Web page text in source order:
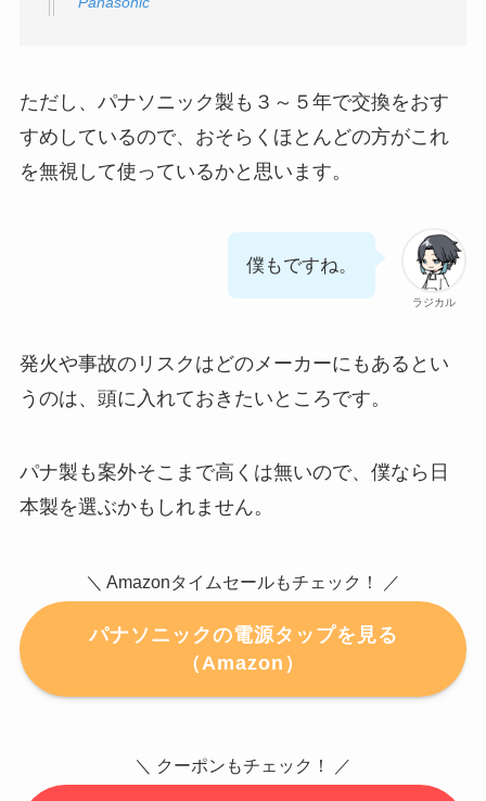
ただし、パナソニック製も３～５年で交換をおす
すめしているので、おそらくほとんどの方がこれ
を無視して使っているかと思います。
ラジカル
僕もですね。
発火や事故のリスクはどのメーカーにもあるとい
うのは、頭に入れておきたいところです。
パナ製も案外そこまで高くは無いので、僕なら日
本製を選ぶかもしれません。
＼ Amazonタイムセールもチェック！ ／
パナソニックの電源タップを見る
（Amazon）
＼ クーポンもチェック！ ／